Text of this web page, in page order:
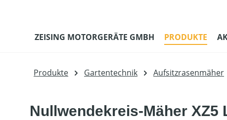
ZEISING MOTORGERÄTE GMBH PRODUKTE
Produkte Gartentechnik Aufsitzrasenmäher
Nullwendekreis-Mäher XZ5